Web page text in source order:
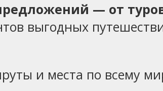
— от
выгодных
и места по всему